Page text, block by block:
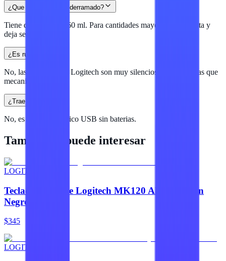
¿Que pasa con cafe derramado?
Tiene drenaje hasta 60 ml. Para cantidades mayores desconecta y
deja secar 24 horas.
¿Es ruidoso?
No, las teclas planas Logitech son muy silenciosas, mucho mas que
mecanicos.
¿Trae bateria?
No, es 100% alambrico USB sin baterias.
También te puede interesar
LOGITECH
Teclado y Mouse Logitech MK120 Alámbrico en
Negro
$345
LOGITECH